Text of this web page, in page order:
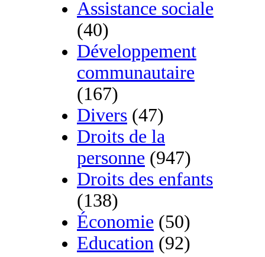
Assistance sociale
(40)
Développement
communautaire
(167)
Divers (47)
Droits de la
personne (947)
Droits des enfants
(138)
Économie (50)
Education (92)